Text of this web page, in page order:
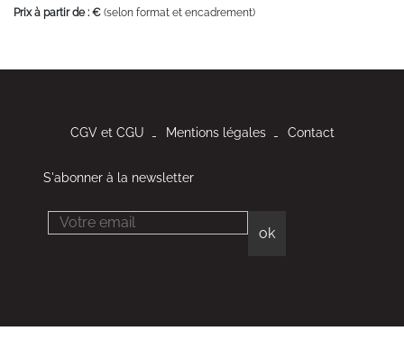
Prix à partir de : € (selon format et encadrement)
CGV et CGU Mentions légales Contact
S'abonner à la newsletter